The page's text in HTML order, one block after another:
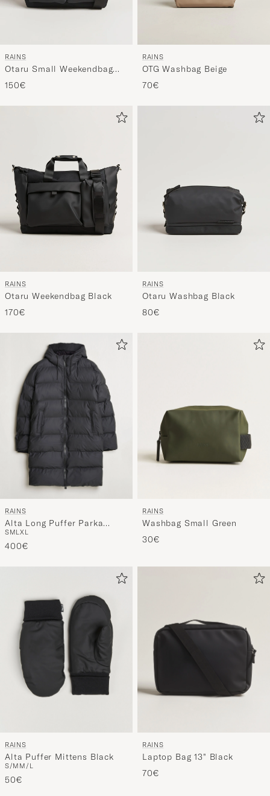
RAINS
Otaru Small Weekendbag
Black
150€
RAINS
OTG Washbag Beige
70€
RAINS
Otaru Weekendbag Black
170€
RAINS
Otaru Washbag Black
80€
RAINS
Alta Long Puffer Parka
Black
SMLXL
400€
RAINS
Washbag Small Green
30€
RAINS
Alta Puffer Mittens Black
S/M M/L
50€
RAINS
Laptop Bag 13" Black
70€